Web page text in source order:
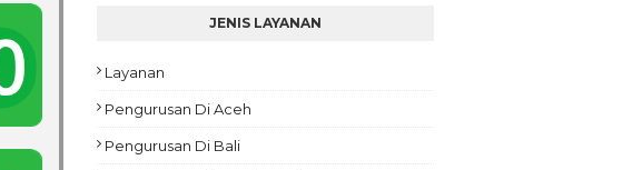
JENIS LAYANAN
Layanan
Pengurusan Di Aceh
Pengurusan Di Bali